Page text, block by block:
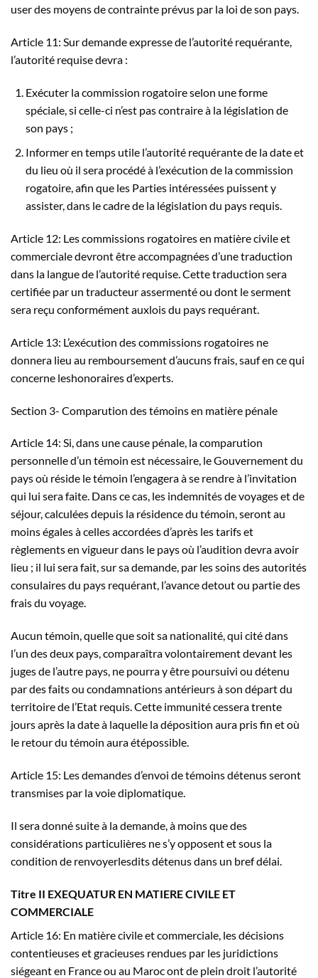
user des moyens de contrainte prévus par la loi de son pays.
Article 11: Sur demande expresse de l’autorité requérante,
l’autorité requise devra :
Exécuter la commission rogatoire selon une forme
spéciale, si celle-ci n’est pas contraire à la législation de
son pays ;
Informer en temps utile l’autorité requérante de la date et
du lieu où il sera procédé à l’exécution de la commission
rogatoire, afin que les Parties intéressées puissent y
assister, dans le cadre de la législation du pays requis.
Article 12: Les commissions rogatoires en matière civile et
commerciale devront être accompagnées d’une traduction
dans la langue de l’autorité requise. Cette traduction sera
certifiée par un traducteur assermenté ou dont le serment
sera reçu conformément auxlois du pays requérant.
Article 13: L’exécution des commissions rogatoires ne
donnera lieu au remboursement d’aucuns frais, sauf en ce qui
concerne leshonoraires d’experts.
Section 3- Comparution des témoins en matière pénale
Article 14: Si, dans une cause pénale, la comparution
personnelle d’un témoin est nécessaire, le Gouvernement du
pays où réside le témoin l’engagera à se rendre à l’invitation
qui lui sera faite. Dans ce cas, les indemnités de voyages et de
séjour, calculées depuis la résidence du témoin, seront au
moins égales à celles accordées d’après les tarifs et
règlements en vigueur dans le pays où l’audition devra avoir
lieu ; il lui sera fait, sur sa demande, par les soins des autorités
consulaires du pays requérant, l’avance detout ou partie des
frais du voyage.
Aucun témoin, quelle que soit sa nationalité, qui cité dans
l’un des deux pays, comparaîtra volontairement devant les
juges de l’autre pays, ne pourra y être poursuivi ou détenu
par des faits ou condamnations antérieurs à son départ du
territoire de l’Etat requis. Cette immunité cessera trente
jours après la date à laquelle la déposition aura pris fin et où
le retour du témoin aura étépossible.
Article 15: Les demandes d’envoi de témoins détenus seront
transmises par la voie diplomatique.
Il sera donné suite à la demande, à moins que des
considérations particulières ne s’y opposent et sous la
condition de renvoyerlesdits détenus dans un bref délai.
Titre II EXEQUATUR EN MATIERE CIVILE ET
COMMERCIALE
Article 16: En matière civile et commerciale, les décisions
contentieuses et gracieuses rendues par les juridictions
siégeant en France ou au Maroc ont de plein droit l’autorité